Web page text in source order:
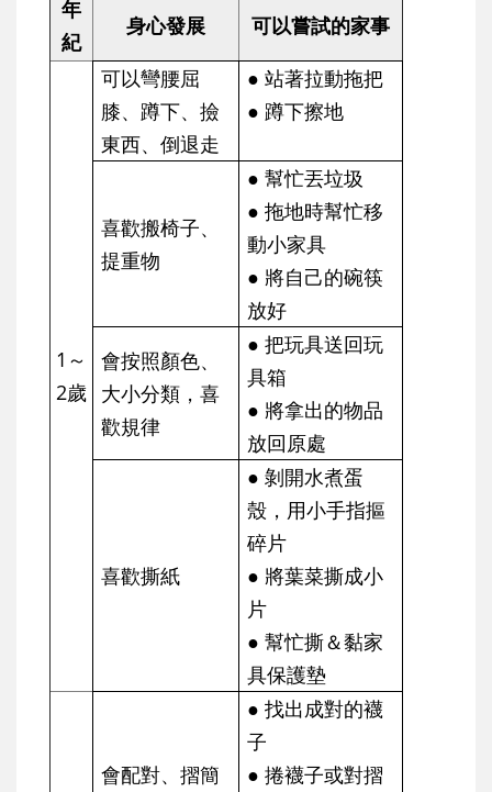
年
紀
身心發展 可以嘗試的家事
1～
2歲
可以彎腰屈
膝、蹲下、撿
東西、倒退走
● 站著拉動拖把
● 蹲下擦地
喜歡搬椅子、
提重物
● 幫忙丟垃圾
● 拖地時幫忙移
動小家具
● 將自己的碗筷
放好
會按照顏色、
大小分類，喜
歡規律
● 把玩具送回玩
具箱
● 將拿出的物品
放回原處
喜歡撕紙
● 剝開水煮蛋
殼，用小手指摳
碎片
● 將葉菜撕成小
片
● 幫忙撕＆黏家
具保護墊
會配對、摺簡
● 找出成對的襪
子
● 捲襪子或對摺